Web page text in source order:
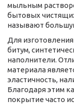
мыльным
бытовых
называют
Для
битум,
наполнители.
материала
эластичность,
Благодаря этим
покрытие часто